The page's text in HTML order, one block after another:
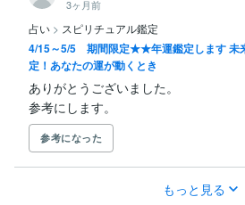
3ヶ月前
占い > スピリチュアル鑑定
4/15～5/5 期間限定★★年運鑑定します 未
定！あなたの運が動くとき
ありがとうございました。
参考にします。
参考になった
もっと見る